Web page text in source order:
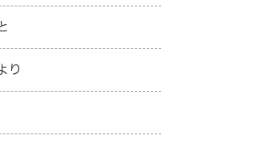
り